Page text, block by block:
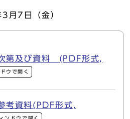
月7日（金）
第及び資料 (PDF形式,
ウで開く
資料(PDF形式,
ンドウで開く